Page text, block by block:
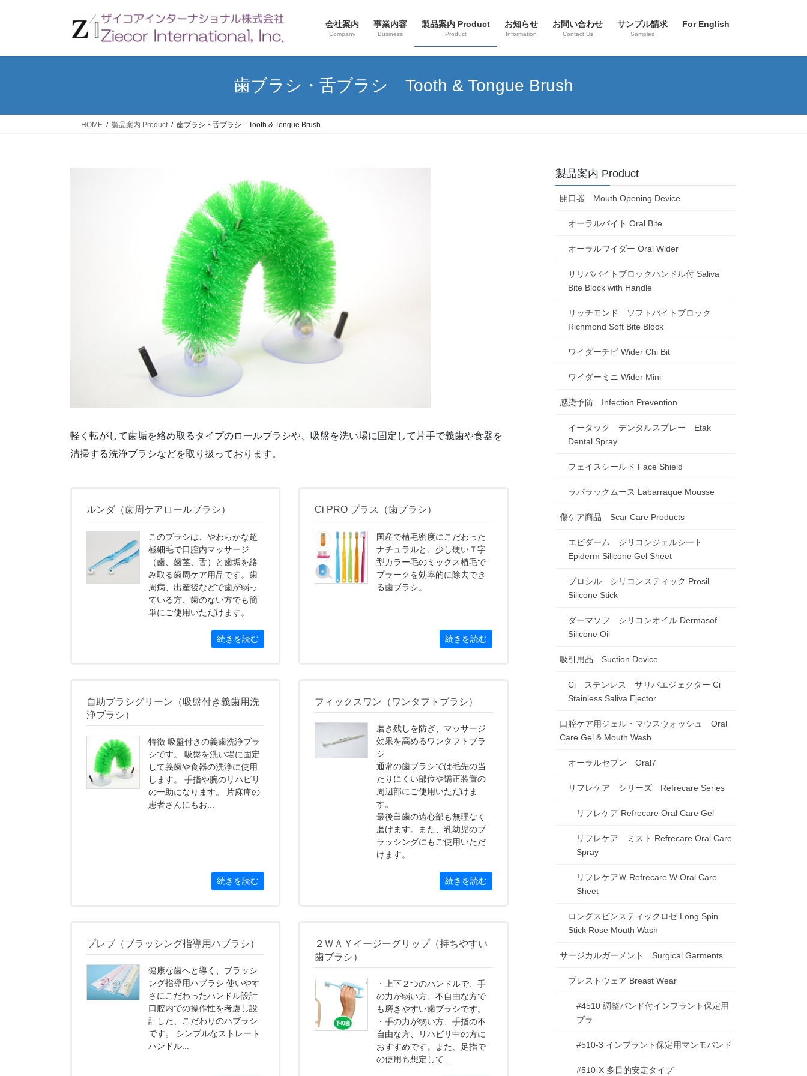
会社案内
Company
事業内容
Business
製品案内 Product
Product
お知らせ
Information
お問い合わせ
Contact Us
サンプル請求
Samples
For English
歯ブラシ・舌ブラシ Tooth & Tongue Brush
HOME 製品案内 Product 歯ブラシ・舌ブラシ Tooth & Tongue Brush
軽く転がして歯垢を絡め取るタイプのロールブラシや、吸盤を洗い場に固定して片手で義歯や食器を
清掃する洗浄ブラシなどを取り扱っております。
ルンダ（歯周ケアロールブラシ）
このブラシは、やわらかな超
極細毛で口腔内マッサージ
（歯、歯茎、舌）と歯垢を絡
み取る歯周ケア用品です。歯
周病、出産後などで歯が弱っ
ている方、歯のない方でも簡
単にご使用いただけます。
続きを読む
Ci PRO プラス（歯ブラシ）
国産で植毛密度にこだわった
ナチュラルと、少し硬いＴ字
型カラー毛のミックス植毛で
プラークを効率的に除去でき
る歯ブラシ。
続きを読む
自助ブラシグリーン（吸盤付き義歯用洗
浄ブラシ）
特徴 吸盤付きの義歯洗浄ブラ
シです。 吸盤を洗い場に固定
して義歯や食器の洗浄に使用
します。 手指や腕のリハビリ
の一助になります。 片麻痺の
患者さんにもお...
続きを読む
フィックスワン（ワンタフトブラシ）
磨き残しを防ぎ、マッサージ
効果を高めるワンタフトブラ
シ
通常の歯ブラシでは毛先の当
たりにくい部位や矯正装置の
周辺部にご使用いただけま
す。
最後臼歯の遠心部も無理なく
磨けます。また、乳幼児のブ
ラッシングにもご使用いただ
けます。
続きを読む
プレブ（ブラッシング指導用ハブラシ）
健康な歯へと導く、ブラッシ
ング指導用ハブラシ 使いやす
さにこだわったハンドル設計
口腔内での操作性を考慮し設
計した、こだわりのハブラシ
です。 シンプルなストレート
ハンドル...
２ＷＡＹイージーグリップ（持ちやすい
歯ブラシ）
・上下２つのハンドルで、手
の力が弱い方、不自由な方で
も磨きやすい歯ブラシです。
・手の力が弱い方、手指の不
自由な方、リハビリ中の方に
おすすめです。また、足指で
の使用も想定して...
製品案内 Product
開口器 Mouth Opening Device
オーラルバイト Oral Bite
オーラルワイダー Oral Wider
サリババイトブロックハンドル付 Saliva
Bite Block with Handle
リッチモンド ソフトバイトブロック
Richmond Soft Bite Block
ワイダーチビ Wider Chi Bit
ワイダーミニ Wider Mini
感染予防 Infection Prevention
イータック デンタルスプレー Etak
Dental Spray
フェイスシールド Face Shield
ラバラックムース Labarraque Mousse
傷ケア商品 Scar Care Products
エピダーム シリコンジェルシート
Epiderm Silicone Gel Sheet
プロシル シリコンスティック Prosil
Silicone Stick
ダーマソフ シリコンオイル Dermasof
Silicone Oil
吸引用品 Suction Device
Ci ステンレス サリバエジェクター Ci
Stainless Saliva Ejector
口腔ケア用ジェル・マウスウォッシュ Oral
Care Gel & Mouth Wash
オーラルセブン Oral7
リフレケア シリーズ Refrecare Series
リフレケア Refrecare Oral Care Gel
リフレケア ミスト Refrecare Oral Care
Spray
リフレケアＷ Refrecare W Oral Care
Sheet
ロングスピンスティックロゼ Long Spin
Stick Rose Mouth Wash
サージカルガーメント Surgical Garments
ブレストウェア Breast Wear
#4510 調整バンド付インプラント保定用
ブラ
#510-3 インプラント保定用マンモバンド
#510-X 多目的安定タイプ